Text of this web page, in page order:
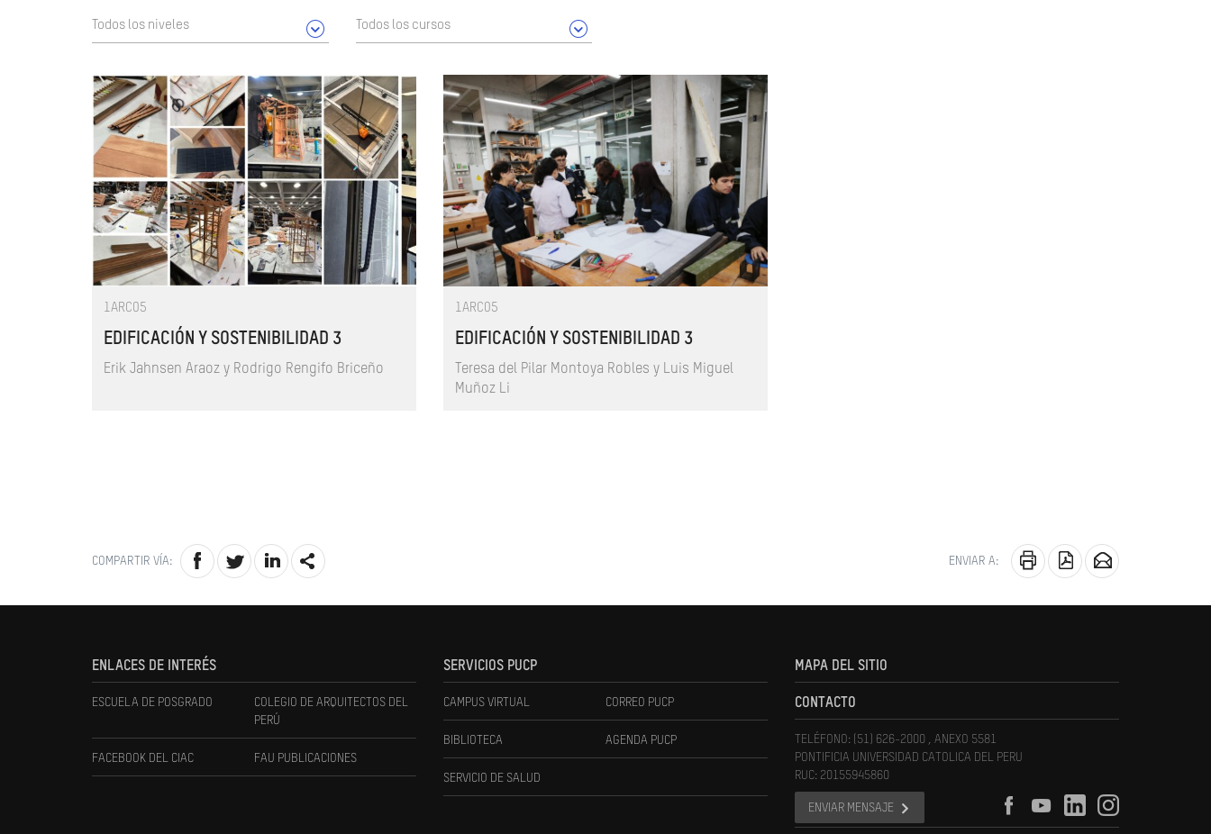
Todos los niveles Todos los cursos
1ARC05
EDIFICACIÓN Y SOSTENIBILIDAD 3
Erik Jahnsen Araoz y Rodrigo Rengifo Briceño
1ARC05
EDIFICACIÓN Y SOSTENIBILIDAD 3
Teresa del Pilar Montoya Robles y Luis Miguel
Muñoz Li
COMPARTIR VÍA: ENVIAR A:
ENLACES DE INTERÉS
ESCUELA DE POSGRADO
COLEGIO DE ARQUITECTOS DEL
PERÚ
FACEBOOK DEL CIAC FAU PUBLICACIONES
SERVICIOS PUCP
CAMPUS VIRTUAL CORREO PUCP
BIBLIOTECA AGENDA PUCP
SERVICIO DE SALUD
MAPA DEL SITIO
CONTACTO
TELÉFONO: (51) 626-2000 , ANEXO 5581
PONTIFICIA UNIVERSIDAD CATOLICA DEL PERU
RUC: 20155945860
ENVIAR MENSAJE